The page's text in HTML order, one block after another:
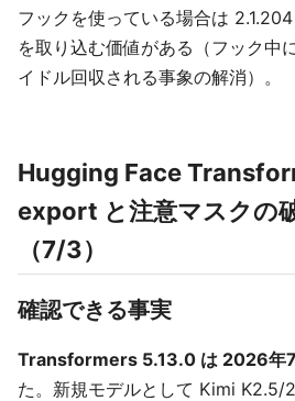
フックを使っている場合は
を取り込む価値がある（フック中
イドル回収される事象の解消）。
Hugging Face
export と注意マスクの
（7/3）
確認できる事実
Transformers 5.13.0 は 2026年
た。新規モデルとして Kimi K2.5/